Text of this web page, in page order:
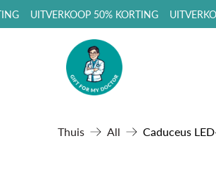
UITVERKOOP 50% KORTING
Thuis All Caduceus